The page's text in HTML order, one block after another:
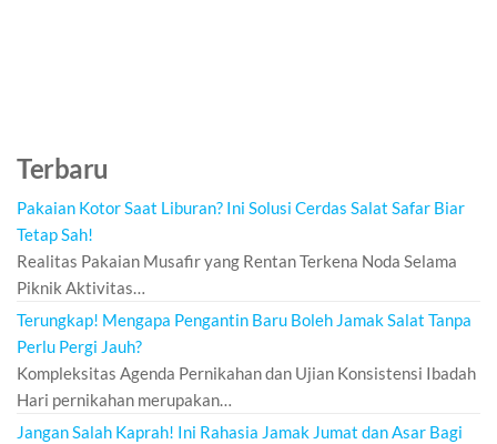
Terbaru
Pakaian Kotor Saat Liburan? Ini Solusi Cerdas Salat Safar Biar
Tetap Sah!
Realitas Pakaian Musafir yang Rentan Terkena Noda Selama
Piknik Aktivitas…
Terungkap! Mengapa Pengantin Baru Boleh Jamak Salat Tanpa
Perlu Pergi Jauh?
Kompleksitas Agenda Pernikahan dan Ujian Konsistensi Ibadah
Hari pernikahan merupakan…
Jangan Salah Kaprah! Ini Rahasia Jamak Jumat dan Asar Bagi